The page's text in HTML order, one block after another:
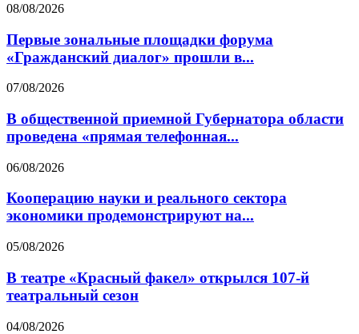
08/08/2026
Первые зональные площадки форума
«Гражданский диалог» прошли в...
07/08/2026
В общественной приемной Губернатора области
проведена «прямая телефонная...
06/08/2026
Кооперацию науки и реального сектора
экономики продемонстрируют на...
05/08/2026
В театре «Красный факел» открылся 107-й
театральный сезон
04/08/2026